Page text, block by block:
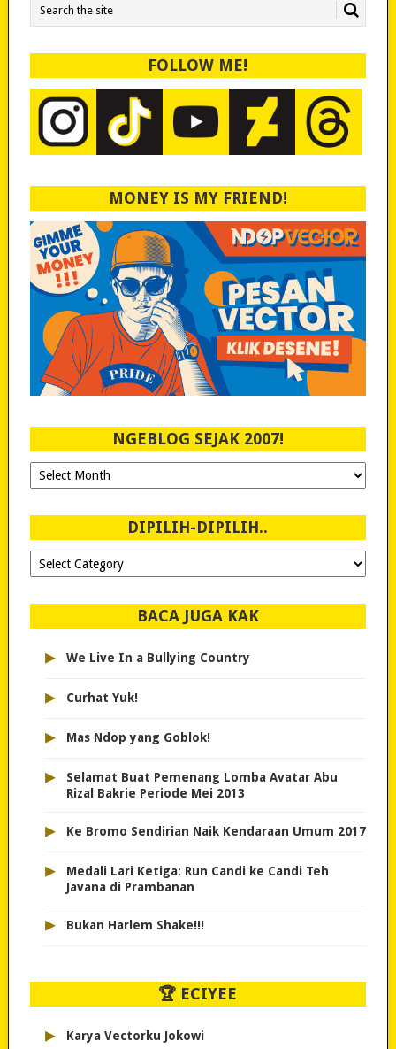
FOLLOW ME!
MONEY IS MY FRIEND!
NGEBLOG SEJAK 2007!
Ngeblog
Sejak
DIPILIH-DIPILIH..
Dipilih-
dipilih..
BACA JUGA KAK
▸ We Live In a Bullying Country
▸ Curhat Yuk!
▸ Mas Ndop yang Goblok!
▸
Selamat Buat Pemenang Lomba Avatar Abu
Rizal Bakrie Periode Mei 2013
▸ Ke Bromo Sendirian Naik Kendaraan Umum 2017
▸
Medali Lari Ketiga: Run Candi ke Candi Teh
Javana di Prambanan
▸ Bukan Harlem Shake!!!
🏆 ECIYEE
▸ Karya Vectorku Jokowi